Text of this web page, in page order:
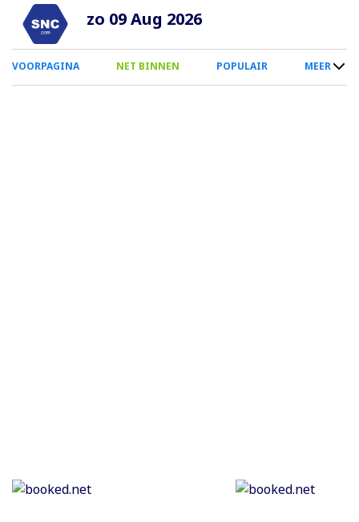
Overslaan
naar
inhoud
zo 09 Aug 2026
0
Smartphone
VOORPAGINA NET BINNEN POPULAIR MEER